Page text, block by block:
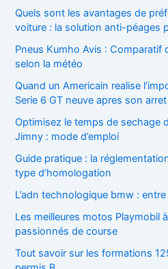
Quels sont les avantages de
voiture : la solution anti-péages
Pneus Kumho Avis : Comparatif
selon la météo
Quand un Americain realise
Serie 6 GT neuve apres son
Optimisez le temps de sechage
Jimny : mode d’emploi
Guide pratique : la
type d’homologation
L’adn technologique bmw :
Les meilleures motos Playmobil
passionnés de course
Tout savoir sur les formations